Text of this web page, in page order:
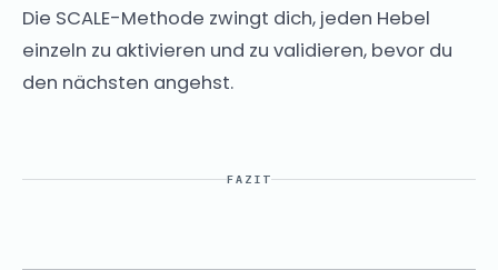
Die SCALE-Methode zwingt dich, jeden Hebel
einzeln zu aktivieren und zu validieren, bevor du
den nächsten angehst.
FAZIT